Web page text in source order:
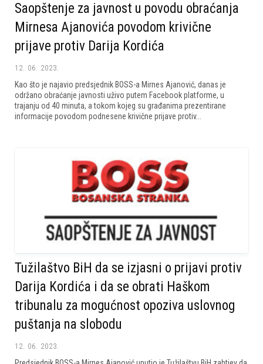
Saopštenje za javnost u povodu obraćanja
Mirnesa Ajanovića povodom krivične
prijave protiv Darija Kordića
12. 06. 2023.
Kao što je najavio predsjednik BOSS-a Mirnes Ajanović, danas je
održano obraćanje javnosti uživo putem Facebook platforme, u
trajanju od 40 minuta, a tokom kojeg su građanima prezentirane
informacije povodom podnesene krivične prijave protiv...
Tužilaštvo BiH da se izjasni o prijavi protiv
Darija Kordića i da se obrati Haškom
tribunalu za mogućnost opoziva uslovnog
puštanja na slobodu
12. 06. 2023.